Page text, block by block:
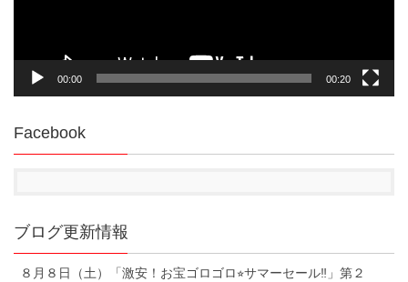
00:00 00:20
Facebook
ブログ更新情報
８月８日（土）「激安！お宝ゴロゴロ⭐︎サマーセール‼︎」第２